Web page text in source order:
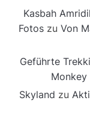
Kasbah
Fotoszu Von
Geführte
Monkey
Skyland zu